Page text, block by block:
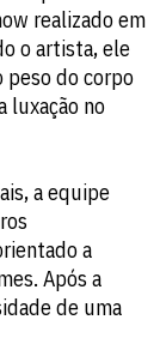
realizado em
o artista, ele
peso do corpo
luxação no
a equipe
a
Após a
de uma